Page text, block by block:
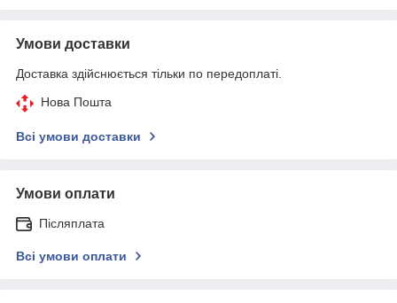
Умови доставки
Доставка здійснюється тільки по передоплаті.
Нова Пошта
Всі умови доставки
Умови оплати
Післяплата
Всі умови оплати